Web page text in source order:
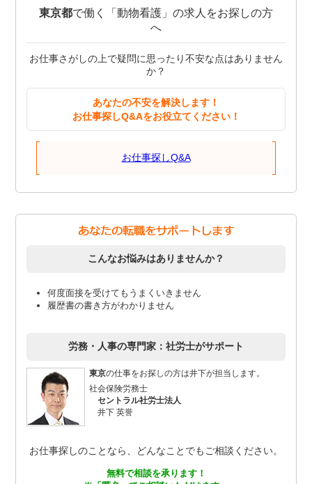
東京都で働く「動物看護」の求人をお探しの方
へ
お仕事さがしの上で疑問に思ったり不安な点はありません
か？
あなたの不安を解決します！
お仕事探しQ&Aをお役立てください！
お仕事探しQ&A
こんなお悩みはありませんか？
何度面接を受けてもうまくいきません
履歴書の書き方がわかりません
労務・人事の専門家：社労士がサポート
東京の仕事をお探しの方は井下が担当します。
社会保険労務士
セントラル社労士法人
井下 英誉
お仕事探しのことなら、どんなことでもご相談ください。
無料で相談を承ります！